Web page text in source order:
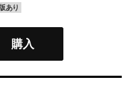
あり
購入